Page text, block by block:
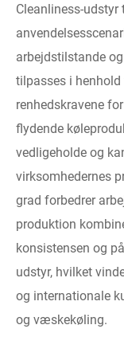
Cleanliness-
arbejdstilstande
tilpasses i
renhedskravene
flydende
vedligeholde og
virksomhedernes
grad forbedrer
produktion
konsistensen og
udstyr, hvilket
og internationale
og væskekøling.